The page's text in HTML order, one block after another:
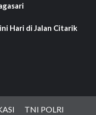
Hari di Jalan Citarik
TNI POLRI